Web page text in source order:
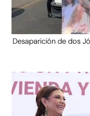
Desaparición de dos